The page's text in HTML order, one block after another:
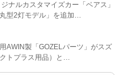
ナルカスタマイズカー「ベアス」
型2灯モデル」を追加…
AWIN製「GOZELパーツ」がスズ
トプラス用品）と…